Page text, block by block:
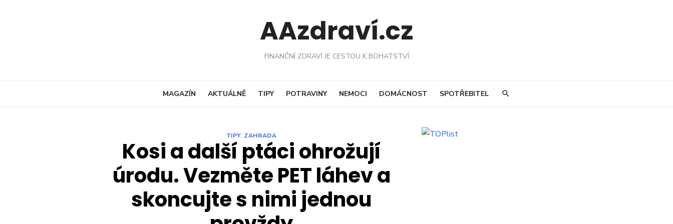
AAzdraví.cz
FINANČNÍ ZDRAVÍ JE CESTOU K BOHATSTVÍ
MAGAZÍN AKTUÁLNĚ TIPY POTRAVINY NEMOCI DOMÁCNOST SPOTŘEBITEL
TIPY, ZAHRADA
Kosi a další ptáci ohrožují
úrodu. Vezměte PET láhev a
skoncujte s nimi jednou